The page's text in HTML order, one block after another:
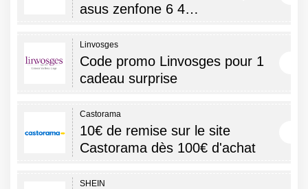
asus zenfone 6 4…
Linvosges
Code promo Linvosges pour 1
cadeau surprise
Castorama
10€ de remise sur le site
Castorama dès 100€ d'achat
SHEIN